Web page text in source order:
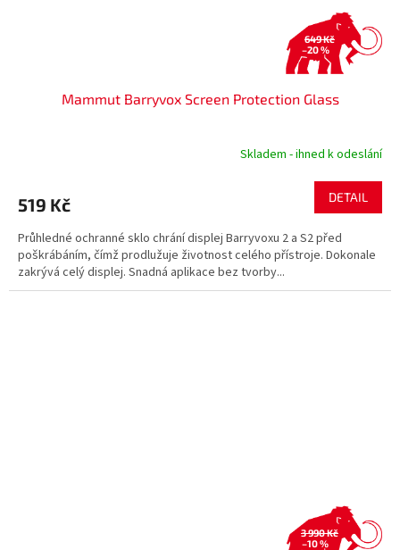
649 Kč
–20 %
Mammut Barryvox Screen Protection Glass
Skladem - ihned k odeslání
519 Kč DETAIL
Průhledné ochranné sklo chrání displej Barryvoxu 2 a S2 před
poškrábáním, čímž prodlužuje životnost celého přístroje. Dokonale
zakrývá celý displej. Snadná aplikace bez tvorby...
3 990 Kč
–10 %